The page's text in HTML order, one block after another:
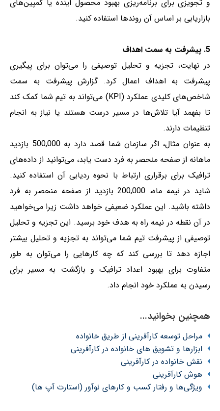
و تجویزی برای برنامه‌ریزی بهبود محصول آینده یا کمپین‌های
بازاریابی بر اساس آن روندها استفاده کنید.
در نهایت، تجزیه و تحلیل توصیفی را می‌توان برای پیگیری
پیشرفت به اهداف اعمال کرد. گزارش پیشرفت به سمت
شاخص‌های کلیدی عملکرد (KPI) می‌تواند به تیم شما کمک کند
تا بفهمد آیا تلاش‌ها در مسیر درست هستند یا نیاز به انجام
تنظیمات دارند.
به عنوان مثال، اگر سازمان شما قصد دارد به 500,000 بازدید
ماهانه از صفحه منحصر به فرد دست یابد، می‌توانید از داده‌های
ترافیک برای برقراری ارتباط با نحوه ردیابی آن استفاده کنید.
شاید در نیمه ماه، 200,000 بازدید از صفحه منحصر به فرد
داشته باشید. این عملکرد ضعیفی خواهد داشت زیرا می‌خواهید
در آن نقطه در نیمه راه به هدف خود برسید. این تجزیه و تحلیل
توصیفی از پیشرفت تیم شما می‌تواند به تجزیه و تحلیل بیشتر
اجازه دهد تا بررسی کند که چه کارهایی را می‌توان به طور
متفاوت برای بهبود اعداد ترافیک و بازگشت به مسیر برای
رسیدن به عملکرد خود انجام داد.
همچنین بخوانید...
مراحل توسعه کارآفرینی از طریق خانواده
ابزارها و تشویق های خانواده در کارآفرینی
نقش خانواده در کارآفرینی
هوش کارآفرینی
ویژگی‌ها و رفتار کسب و کارهای نوآور (استارت آپ ها)